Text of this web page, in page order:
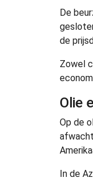
De
de
Zowel
Olie
Op de
In de